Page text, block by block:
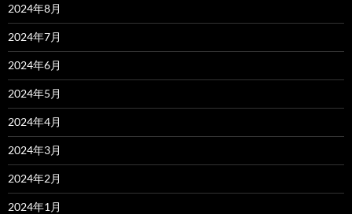
2024年8月
2024年7月
2024年6月
2024年5月
2024年4月
2024年3月
2024年2月
2024年1月